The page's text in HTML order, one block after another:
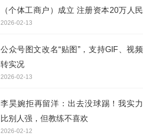
（个体工商户）成立 注册资本20万人民
币
2026-02-13
公众号图文改名“贴图”，支持GIF、视频
转实况
2026-02-13
李昊婉拒再留洋：出去没球踢！我实力
比别人强，但教练不喜欢
2026-02-12